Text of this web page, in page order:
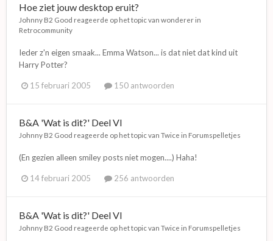
Hoe ziet jouw desktop eruit?
Johnny B2 Good reageerde op het topic van wonderer in
Retrocommunity
Ieder z'n eigen smaak... Emma Watson... is dat niet dat kind uit
Harry Potter?
15 februari 2005 150 antwoorden
B&A 'Wat is dit?' Deel VI
Johnny B2 Good reageerde op het topic van Twice in Forumspelletjes
(En gezien alleen smiley posts niet mogen....) Haha!
14 februari 2005 256 antwoorden
B&A 'Wat is dit?' Deel VI
Johnny B2 Good reageerde op het topic van Twice in Forumspelletjes